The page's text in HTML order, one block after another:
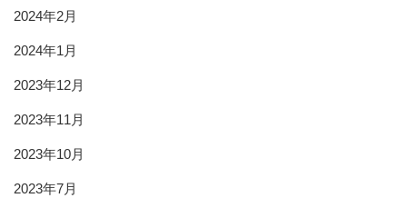
2024年2月
2024年1月
2023年12月
2023年11月
2023年10月
2023年7月